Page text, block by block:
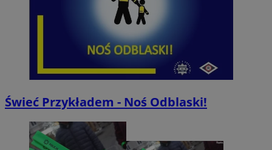
Świeć Przykładem - Noś Odblaski!